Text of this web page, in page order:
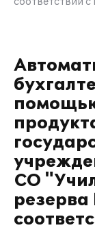
СО